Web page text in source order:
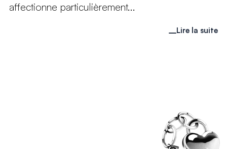
affectionne particulièrement...
Lire la suite